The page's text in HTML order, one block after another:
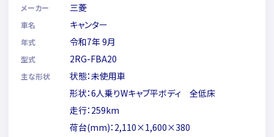
メーカー 三菱
車名 キャンター
年式 令和7年 9月
型式 2RG-FBA20
主な形状
状態：未使用車
形状：6人乗りWキャブ平ボディ 全低床
走行：259km
荷台(mm)：2,110×1,600×380